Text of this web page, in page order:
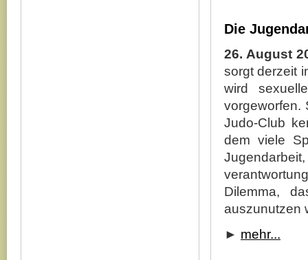
Die
26. August
sorgt derzeit
wird
vorgeworfen.
Judo-Club
dem viele
Dilemma,
auszunutzen
► mehr...